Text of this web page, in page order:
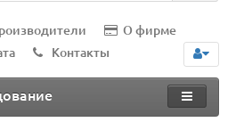
О фирме
Контакты